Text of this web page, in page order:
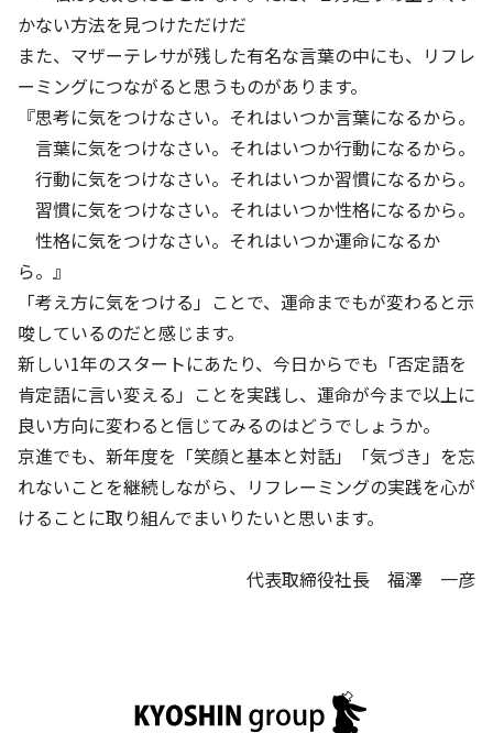
かない方法を見つけただけだ
また、マザーテレサが残した有名な言葉の中にも、リフレ
ーミングにつながると思うものがあります。
『思考に気をつけなさい。それはいつか言葉になるから。
言葉に気をつけなさい。それはいつか行動になるから。
行動に気をつけなさい。それはいつか習慣になるから。
習慣に気をつけなさい。それはいつか性格になるから。
性格に気をつけなさい。それはいつか運命になるか
ら。』
「考え方に気をつける」ことで、運命までもが変わると示
唆しているのだと感じます。
新しい1年のスタートにあたり、今日からでも「否定語を
肯定語に言い変える」ことを実践し、運命が今まで以上に
良い方向に変わると信じてみるのはどうでしょうか。
京進でも、新年度を「笑顔と基本と対話」「気づき」を忘
れないことを継続しながら、リフレーミングの実践を心が
けることに取り組んでまいりたいと思います。
代表取締役社長 福澤 一彦